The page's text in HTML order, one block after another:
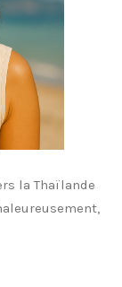
la Thaïlande